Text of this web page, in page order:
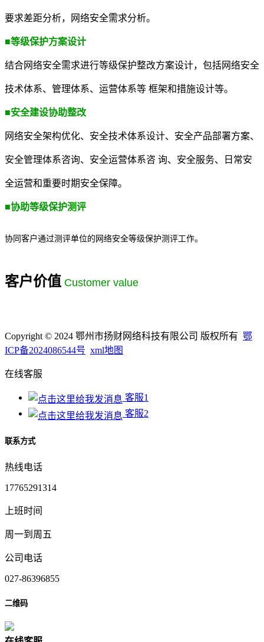
要求差距分析，网络安全需求分析。
■等级保护方案设计
结合网络安全需求进行等级保护整改方案设计，包括网络安全
技术体系、管理体系、运营体系等 框架和措施设计等。
■安全建设协助整改
网络安全架构优化、安全技术体系设计、安全产品部署方案、
安全管理体系咨询、安全运营体系咨 询、安全服务、日常安
全运营和重要时期安全保障。
■协助等级保护测评
协同客户通过测评单位的网络安全等级保护测评工作。
客户价值 Customer value
Copyright © 2024 鄂州市扬财网络科技有限公司 版权所有 鄂
ICP备2024086544号 xml地图
在线客服
客服1
客服2
联系方式
热线电话
17765291314
上班时间
周一到周五
公司电话
027-86396855
二维码